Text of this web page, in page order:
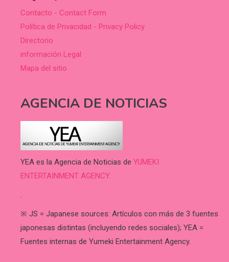
Contacto - Contact Form
Política de Privacidad - Privacy Policy
Directorio
información Legal
Mapa del sitio
AGENCIA DE NOTICIAS
YEA es la Agencia de Noticias de YUMEKI
ENTERTAINMENT AGENCY.
.
※ JS = Japanese sources: Artículos con más de 3 fuentes
japonesas distintas (incluyendo redes sociales); YEA =
Fuentes internas de Yumeki Entertainment Agency.